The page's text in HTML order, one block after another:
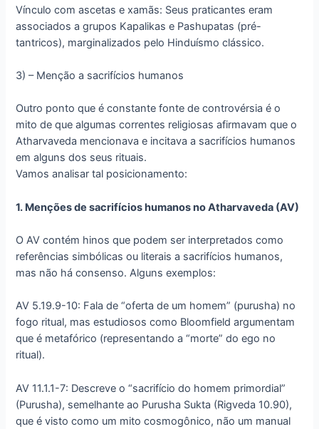
Vínculo com ascetas e xamãs: Seus praticantes eram
associados a grupos Kapalikas e Pashupatas (pré-
tantricos), marginalizados pelo Hinduísmo clássico.
3) – Menção a sacrifícios humanos
Outro ponto que é constante fonte de controvérsia é o
mito de que algumas correntes religiosas afirmavam que o
Atharvaveda mencionava e incitava a sacrifícios humanos
em alguns dos seus rituais.
Vamos analisar tal posicionamento:
1. Menções de sacrifícios humanos no Atharvaveda (AV)
O AV contém hinos que podem ser interpretados como
referências simbólicas ou literais a sacrifícios humanos,
mas não há consenso. Alguns exemplos:
AV 5.19.9-10: Fala de “oferta de um homem” (purusha) no
fogo ritual, mas estudiosos como Bloomfield argumentam
que é metafórico (representando a “morte” do ego no
ritual).
AV 11.1.1-7: Descreve o “sacrifício do homem primordial”
(Purusha), semelhante ao Purusha Sukta (Rigveda 10.90),
que é visto como um mito cosmogônico, não um manual